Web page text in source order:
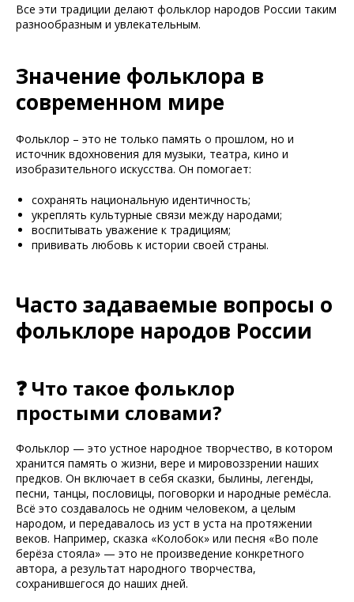
Все эти традиции делают фольклор народов России таким
разнообразным и увлекательным.
Значение фольклора в
современном мире
Фольклор – это не только память о прошлом, но и
источник вдохновения для музыки, театра, кино и
изобразительного искусства. Он помогает:
сохранять национальную идентичность;
укреплять культурные связи между народами;
воспитывать уважение к традициям;
прививать любовь к истории своей страны.
Часто задаваемые вопросы о
фольклоре народов России
❓ Что такое фольклор
простыми словами?
Фольклор — это устное народное творчество, в котором
хранится память о жизни, вере и мировоззрении наших
предков. Он включает в себя сказки, былины, легенды,
песни, танцы, пословицы, поговорки и народные ремёсла.
Всё это создавалось не одним человеком, а целым
народом, и передавалось из уст в уста на протяжении
веков. Например, сказка «Колобок» или песня «Во поле
берёза стояла» — это не произведение конкретного
автора, а результат народного творчества,
сохранившегося до наших дней.